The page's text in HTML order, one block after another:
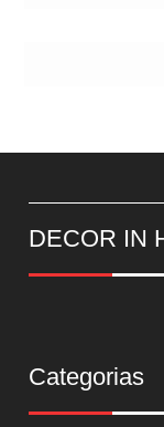
DECOR IN
Categorias